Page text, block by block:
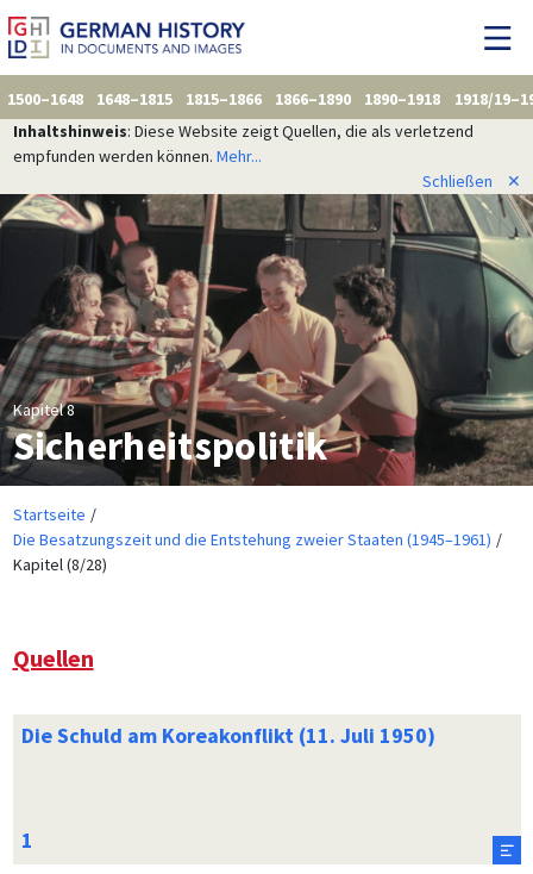
1500–1648 1648–1815 1815–1866 1866–1890 1890–1918
1918/
Inhaltshinweis: Diese Website zeigt Quellen, die als verletzend
empfunden werden können. Mehr...
Schließen
✕
Kapitel 8
Sicherheitspolitik
Startseite
Die Besatzungszeit und die Entstehung zweier Staaten (1945–1961)
Kapitel (8/28)
Quellen
Die Schuld am Koreakonflikt (11. Juli 1950)